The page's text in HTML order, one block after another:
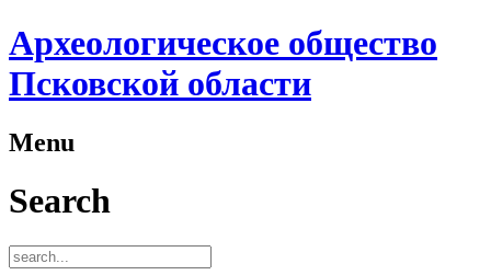
Археологическое общество
Псковской области
Menu
Search